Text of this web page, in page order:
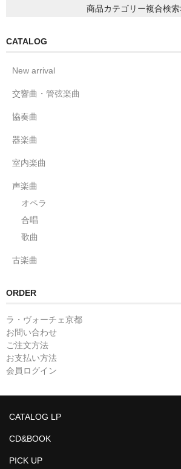
商品カテゴリー複合検
CATALOG
New arrival
交響曲・管弦楽曲
協奏曲
器楽曲
室内楽曲
声楽曲
オペラ
合唱
歌曲
古楽曲
ORDER
ラ・ヴォーチェ京都
お問い合わせ
ご注文方法
お支払い方法
会員ログイン
CATALOG LP
CD&BOOK
PICK UP